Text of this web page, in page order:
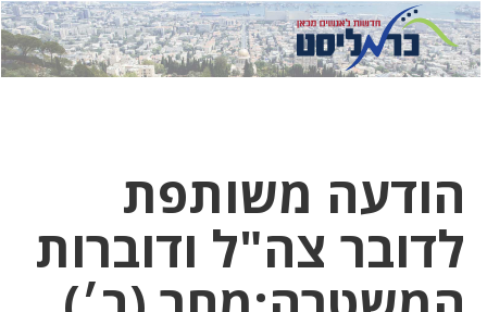
לחץ
כאן
לחץ
כדי
הודעה משותפת
לדובר צה"ל ודוברות